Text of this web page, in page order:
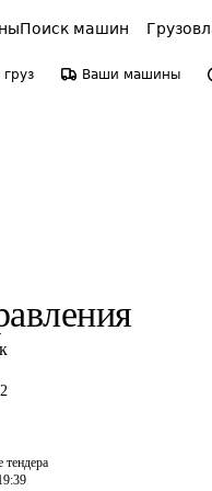
Поиск машин
Ваши машины
тендера